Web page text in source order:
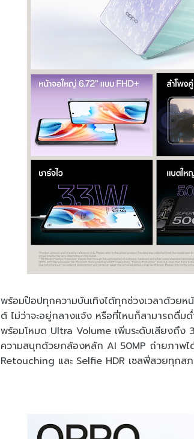
พร้อมป๊อปทุกความบันเทิงได้ทุกช่วงเวลาด้วยห
ต์ ไม่ว่าจะอยู่กลางแจ้ง หรือที่ไหนก็สามารถดื่ม
พร้อมโหมด Ultra Volume เพิ่มระดับเสียงถึง
ความสนุกด้วยกล้องหลัก AI 50MP ถ่ายภาพไ
Retouching และ Selfie HDR เซลฟี่สวยทุกส